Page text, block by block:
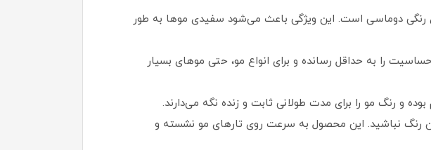
رنگی دوماسی است. این ویژگی باعث می‌شود سفیدی موها به طور
را به حداقل رسانده و برای انواع مو، حتی موهای بسیار
و رنگ مو را برای مدت طولانی ثابت و زنده نگه می‌دارند.
رنگ نباشید. این محصول به سرعت روی تارهای مو نشسته و